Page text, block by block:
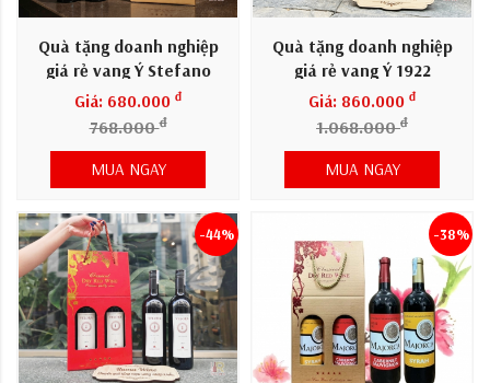
Quà tặng doanh nghiệp
giá rẻ vang Ý Stefano
Giá: 680.000 đ
768.000đ
MUA NGAY
Quà tặng doanh nghiệp
giá rẻ vang Ý 1922
Giá: 860.000 đ
1.068.000đ
MUA NGAY
-44% -38%